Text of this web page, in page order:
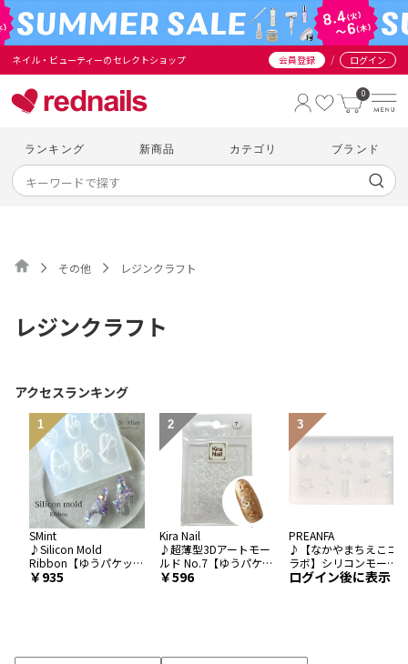
ネイル・ビューティーのセレクトショップ 会員登録 / ログイン
0
ランキング 新商品 カテゴリ ブランド
その他 レジンクラフト
レジンクラフト
アクセスランキング
SMint
♪Silicon Mold
Ribbon【ゆうパケッ
ト】935
Kira Nail
♪超薄型3Dアートモー
ルド No.7【ゆうパケッ
ト】596
PREANFA
♪【なかやまちえこコ
ラボ】シリコンモール
ド014 魔法少女ステッ
ログイン後に表示